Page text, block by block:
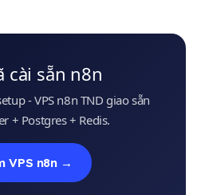
cài sẵn n8n
- VPS n8n TND giao sẵn
+ Postgres + Redis.
VPS n8n →